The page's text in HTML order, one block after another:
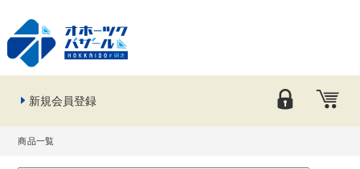
新規会員登録
商品一覧